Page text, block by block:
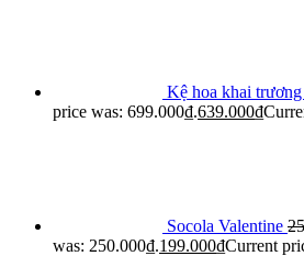
Kệ hoa khai trương
price was: 699.000₫.639.000₫
Socola Valentine
was: 250.000₫.199.000₫Current